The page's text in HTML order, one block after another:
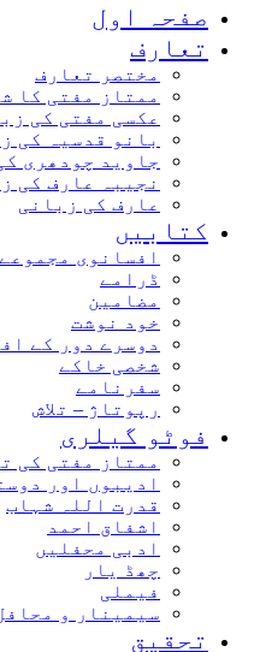
صفحہ اول
تعارف
مختصر تعارف
ممتاز مفتی کا
عکسی مفتی کی
بانو قدسیہ کی
جاوید چودھری
نجیبہ عارف کی
عارف کی زبانی
کتابیں
افسانوی مجموعے
ڈرامے
مضامین
خود نوشت
دوسرے دور کے
شخصی خاکے
سفرنامے
رپوتاژ – تلاش
فوٹو گیلری
ممتاز مفتی کی
ادیبوں اور
قدرت اللہ شہاب
اشفاق احمد
ادبی محفلیں
چھڈ یار
فیملی
سیمینار و
تحقیق